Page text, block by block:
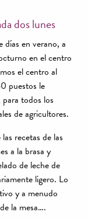
dos lunes
días en verano, a
en el centro
el centro al
puestos le
todos los
de agricultores.
recetas de las
a la brasa y
de leche de
ligero. Lo
y a menudo
la mesa….